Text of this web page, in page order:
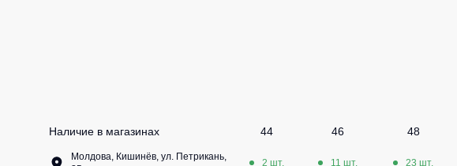
Наличие в магазинах 44 46 48
Молдова, Кишинёв, ул. Петрикань,
2 шт. 11 шт. 23 шт.